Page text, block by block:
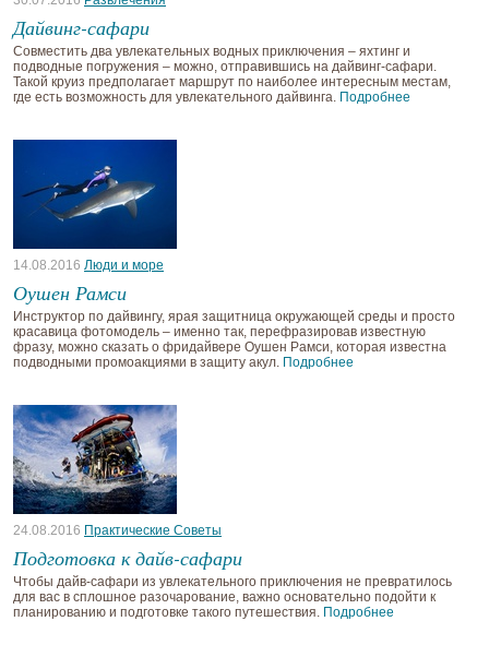
Дайвинг-сафари
Совместить два увлекательных водных приключения – яхтинг и
подводные погружения – можно, отправившись на дайвинг-сафари.
Такой круиз предполагает маршрут по наиболее интересным местам,
где есть возможность для увлекательного дайвинга. Подробнее
14.08.2016 Люди и море
Оушен Рамси
Инструктор по дайвингу, ярая защитница окружающей среды и просто
красавица фотомодель – именно так, перефразировав известную
фразу, можно сказать о фридайвере Оушен Рамси, которая известна
подводными промоакциями в защиту акул. Подробнее
24.08.2016 Практические Советы
Подготовка к дайв-сафари
Чтобы дайв-сафари из увлекательного приключения не превратилось
для вас в сплошное разочарование, важно основательно подойти к
планированию и подготовке такого путешествия. Подробнее